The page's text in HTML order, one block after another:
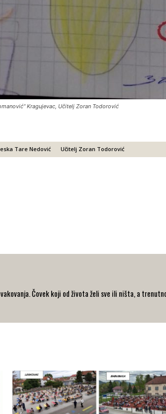
Kragujevac, Učitelj Zoran Todorović
Tare Nedović Učitelj Zoran Todorović
Čovek koji od života želi sve ili ništa, a